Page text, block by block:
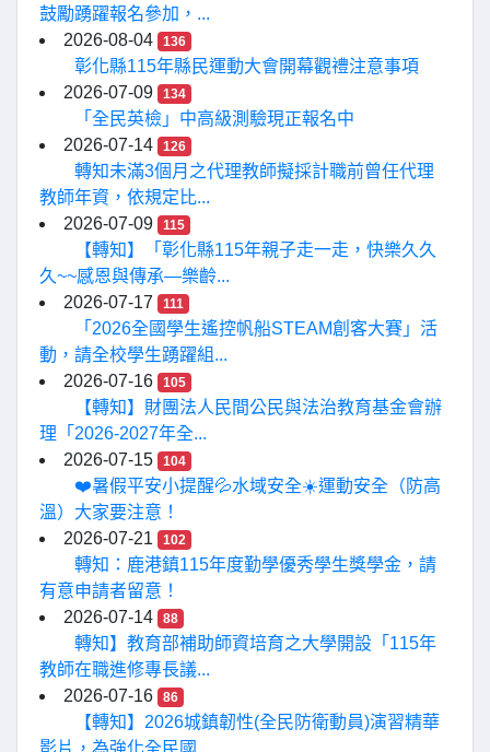
鼓勵踴躍報名參加，...
2026-08-04
136
彰化縣115年縣民運動大會開幕觀禮注意事項
2026-07-09
134
「全民英檢」中高級測驗現正報名中
2026-07-14
126
轉知未滿3個月之代理教師擬採計職前曾任代理
教師年資，依規定比...
2026-07-09
115
【轉知】「彰化縣115年親子走一走，快樂久久
久~~感恩與傳承—樂齡...
2026-07-17
111
「2026全國學生遙控帆船STEAM創客大賽」活
動，請全校學生踴躍組...
2026-07-16
105
【轉知】財團法人民間公民與法治教育基金會辦
理「2026-2027年全...
2026-07-15
104
❤️暑假平安小提醒💦水域安全☀️運動安全（防高
溫）大家要注意！
2026-07-21
102
轉知：鹿港鎮115年度勤學優秀學生獎學金，請
有意申請者留意！
2026-07-14
88
轉知】教育部補助師資培育之大學開設「115年
教師在職進修專長議...
2026-07-16
86
【轉知】2026城鎮韌性(全民防衛動員)演習精華
影片，為強化全民國...